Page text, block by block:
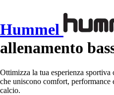
Hummel
allenamento
Ottimizza la tua esperienza
che uniscono comfort, performance
calcio.